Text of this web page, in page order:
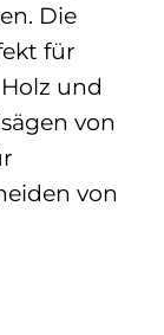
Die
für
und
von
von